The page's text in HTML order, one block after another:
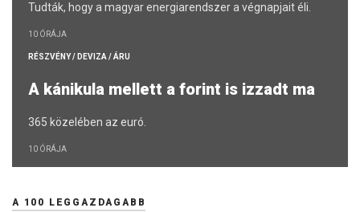
Tudták, hogy a magyar energiarendszer a végnapjait éli.
10 ÓRÁJA
RÉSZVÉNY / DEVIZA / ÁRU
A kánikula mellett a forint is izzadt ma
365 közelében az euró.
10 ÓRÁJA
A 100 LEGGAZDAGABB